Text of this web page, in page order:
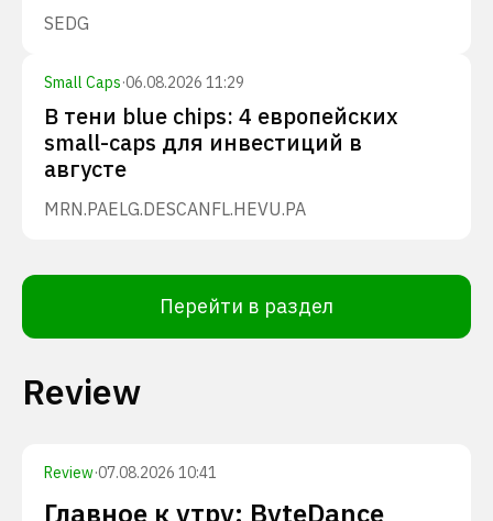
SEDG
Small Caps·06.08.2026 11:29
В тени blue chips: 4 европейских
small-caps для инвестиций в
августе
MRN.PAELG.DESCANFL.HEVU.PA
Перейти в раздел
Review
Review·07.08.2026 10:41
Главное к утру: ByteDance